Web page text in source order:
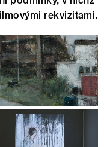
rekvizitami.